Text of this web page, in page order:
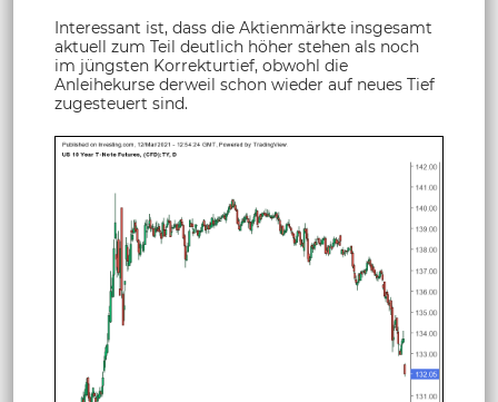
Interessant ist, dass die Aktienmärkte insgesamt
aktuell zum Teil deutlich höher stehen als noch
im jüngsten Korrekturtief, obwohl die
Anleihekurse derweil schon wieder auf neues Tief
zugesteuert sind.